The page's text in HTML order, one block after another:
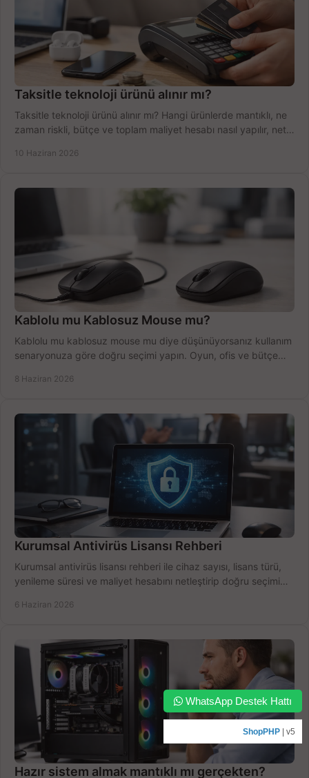
Taksitle teknoloji ürünü alınır mı?
Taksitle teknoloji ürünü alınır mı? Hangi ürünlerde mantıklı, ne
zaman riskli, bütçe ve toplam maliyet hesabı nasıl yapılır, net
10 Haziran 2026
Kablolu mu Kablosuz Mouse mu?
Kablolu mu kablosuz mouse mu diye düşünüyorsanız kullanım
senaryonuza göre doğru seçimi yapın. Oyun, ofis ve bütçe
8 Haziran 2026
Kurumsal Antivirüs Lisansı Rehberi
Kurumsal antivirüs lisansı rehberi ile cihaz sayısı, lisans türü,
yenileme süresi ve maliyet hesabını netleştirip doğru seçimi
6 Haziran 2026
Hazır sistem almak mantıklı mı gerçekten?
WhatsApp Destek Hattı
ShopPHP | v5